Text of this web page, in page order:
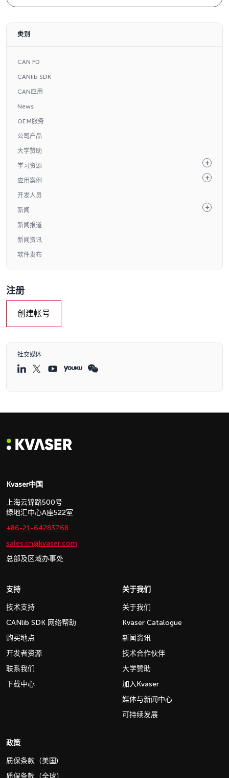
类别
CAN FD
CANlib SDK
CAN应用
News
OEM服务
公司产品
大学赞助
学习资源
应用案例
开发人员
新闻
新闻报道
新闻资讯
软件发布
注册
创建帐号
社交媒体
Kvaser中国
上海云锦路500号
绿地汇中心A座522室
+86-21-64283768
sales.cn@kvaser.com
总部及区域办事处
支持
技术支持
CANlib SDK 网络帮助
购买地点
开发者资源
联系我们
下载中心
关于我们
关于我们
Kvaser Catalogue
新闻资讯
技术合作伙伴
大学赞助
加入Kvaser
媒体与新闻中心
可持续发展
政策
质保条款（美国)
质保条款（全球）